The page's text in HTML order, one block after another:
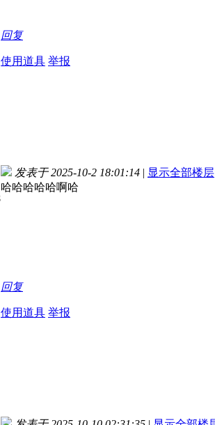
回复
使用道具 举报
发表于 2025-10-2 18:01:14 | 显示全部楼层
哈哈哈哈哈啊哈
回复
使用道具 举报